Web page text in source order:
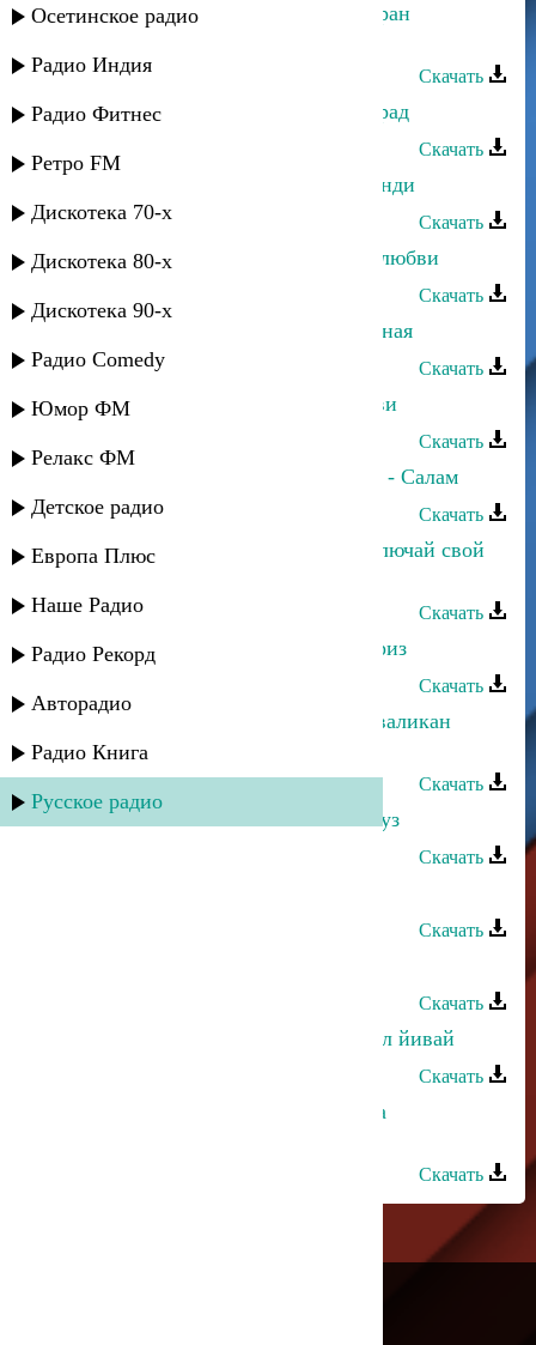
Осетинское радио
Радио Индия
Радио Фитнес
Ретро FM
Дискотека 70-х
Дискотека 80-х
Дискотека 90-х
Радио Comedy
Юмор ФМ
Релакс ФМ
Детское радио
Европа Плюс
Наше Радио
Радио Рекорд
Авторадио
Радио Книга
Русское радио
Гюльназ Гаджикурбанова - Табасаран
Скачать
Гюльназ Гаджикурбанова - Алимурад
Скачать
Гюльназ Гаджикурбанова - Узухьинди
Скачать
Гюльназ Гаджикурбанова - Узоры любви
Скачать
Гюльназ Гаджикурбанова - Свадебная
Скачать
Гюльназ Гаджикурбанова - О любви
Скачать
Гюльназ Гаджикурбанова и Мурад - Салам
Скачать
Гюльназ Гаджикурбанова - Не отключай свой
телефон
Скачать
Гюльназ Гаджикурбанова - Ккунириз
Скачать
Гюльназ Гаджикурбанова - Ккуниваликан
гафар
Скачать
Гюльназ Гаджикурбанова - Йип узуз
Скачать
Скачать
Скачать
Гюльназ Гаджикурбанова - Гарччил йивай
Скачать
Гюльназ Гаджикурбанова и Абдула
Скачать